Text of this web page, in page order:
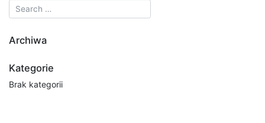
Archiwa
Kategorie
Brak kategorii